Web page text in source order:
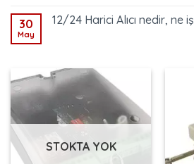
30
May
12/24 Harici Alıcı nedir, ne
STOKTA YOK